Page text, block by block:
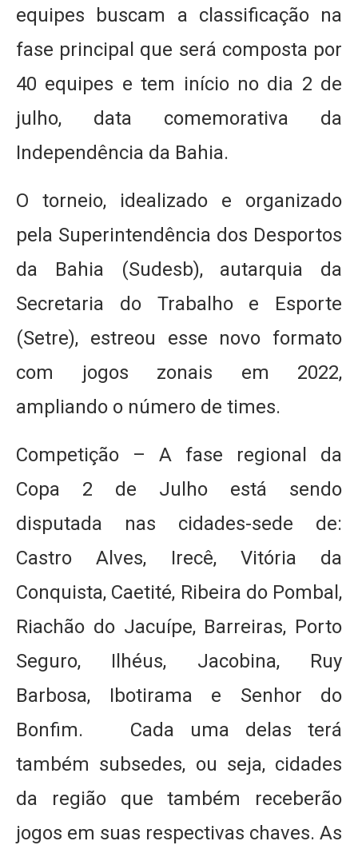
equipes buscam a classificação na
fase principal que será composta por
40 equipes e tem início no dia 2 de
julho, data comemorativa da
Independência da Bahia.
O torneio, idealizado e organizado
pela Superintendência dos Desportos
da Bahia (Sudesb), autarquia da
Secretaria do Trabalho e Esporte
(Setre), estreou esse novo formato
com jogos zonais em 2022,
ampliando o número de times.
Competição – A fase regional da
Copa 2 de Julho está sendo
disputada nas cidades-sede de:
Castro Alves, Irecê, Vitória da
Conquista, Caetité, Ribeira do Pombal,
Riachão do Jacuípe, Barreiras, Porto
Seguro, Ilhéus, Jacobina, Ruy
Barbosa, Ibotirama e Senhor do
Bonfim. Cada uma delas terá
também subsedes, ou seja, cidades
da região que também receberão
jogos em suas respectivas chaves. As